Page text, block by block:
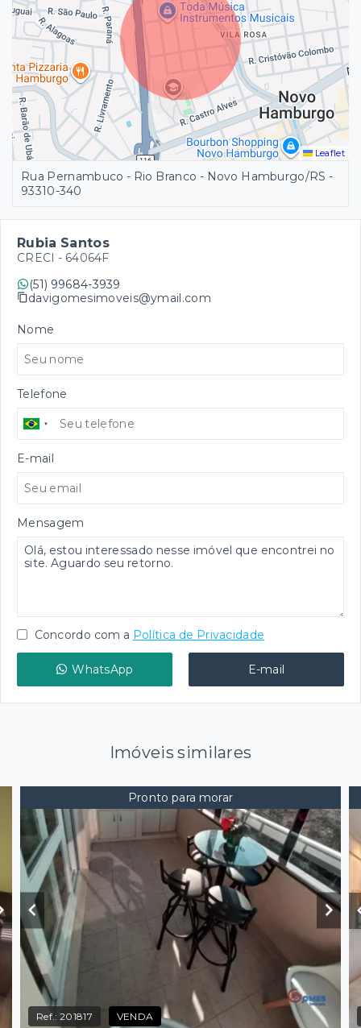
Leaflet
Rua Pernambuco - Rio Branco - Novo Hamburgo/RS -
93310-340
Rubia Santos
CRECI - 64064F
(51) 99684-3939
davigomesimoveis@ymail.com
Nome
Telefone
E-mail
Mensagem
Concordo com a Política de Privacidade
WhatsApp E-mail
Imóveis similares
Pronto para morar
Ref.:201817 VENDA